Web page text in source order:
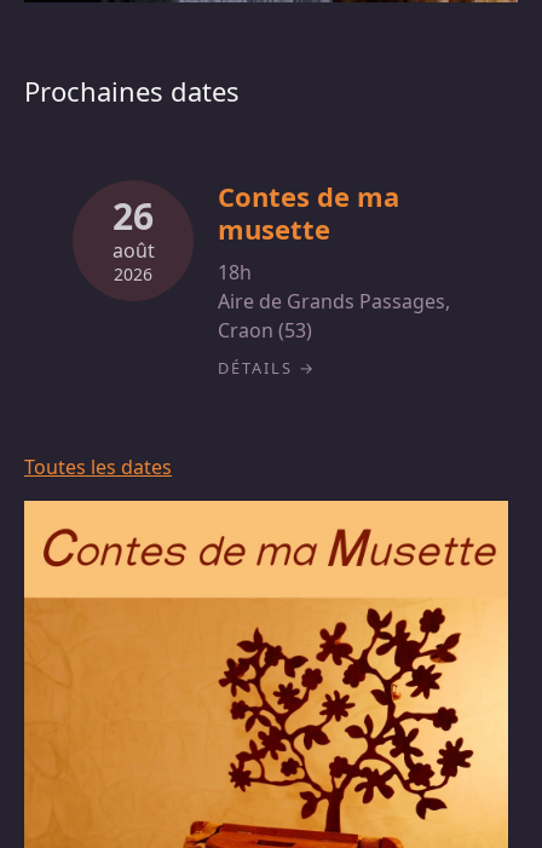
Prochaines dates
26
août
2026
Contes de ma
musette
18h
Aire de Grands Passages,
Craon (53)
DÉTAILS
Toutes les dates